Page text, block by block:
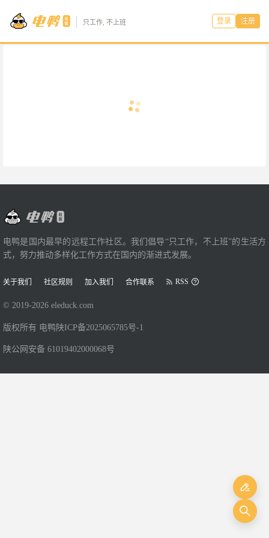
只工作, 不上班 登录 注册
电鸭是国内最早的远程工作社区。我们倡导“只工作，不上班”的生活方
式，努力推动多样化工作方式在国内的渐进式发展。
关于我们 社区规则 加入我们 合作联系 RSS
© 2019-2026 eleduck.com
版权所有 电鸭 陕ICP备2025065785号-1
陕公网安备 61019402000068号